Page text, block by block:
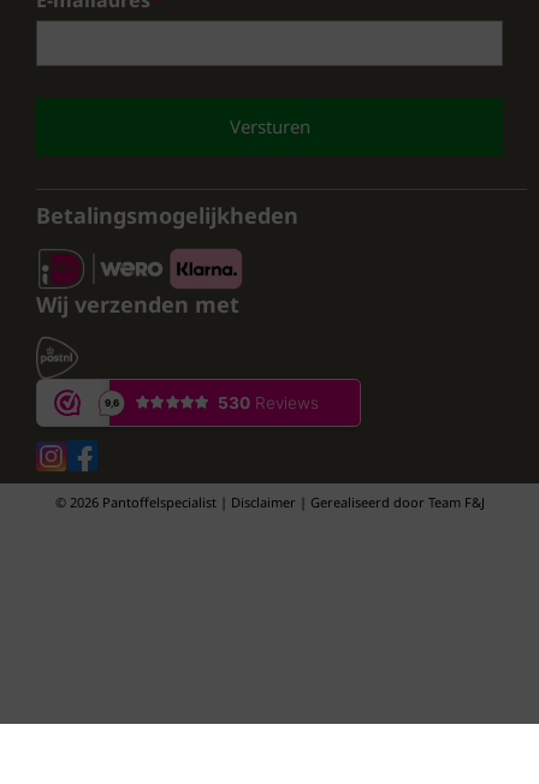
https://www.schoenhuisbrink.nl/merk/rohde/
https://www.pantoffelspecialist.nl/merken/rohde/
CAPTCHA
Betalingsmogelijkheden
Wij verzenden met
© 2026 Pantoffelspecialist | Disclaimer | Gerealiseerd door Team F&J